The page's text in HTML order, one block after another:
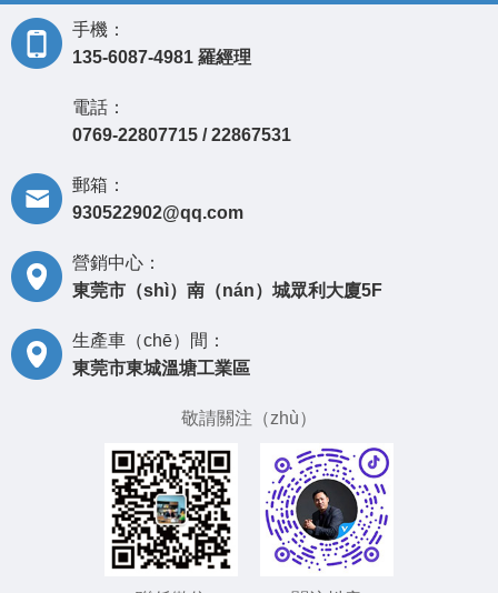
手機：
135-6087-4981 羅經理
電話：
0769-22807715 / 22867531
郵箱：
930522902@qq.com
營銷中心：
東莞市（shì）南（nán）城眾利大廈5F
生產車（chē）間：
東莞市東城溫塘工業區
敬請關注（zhù）